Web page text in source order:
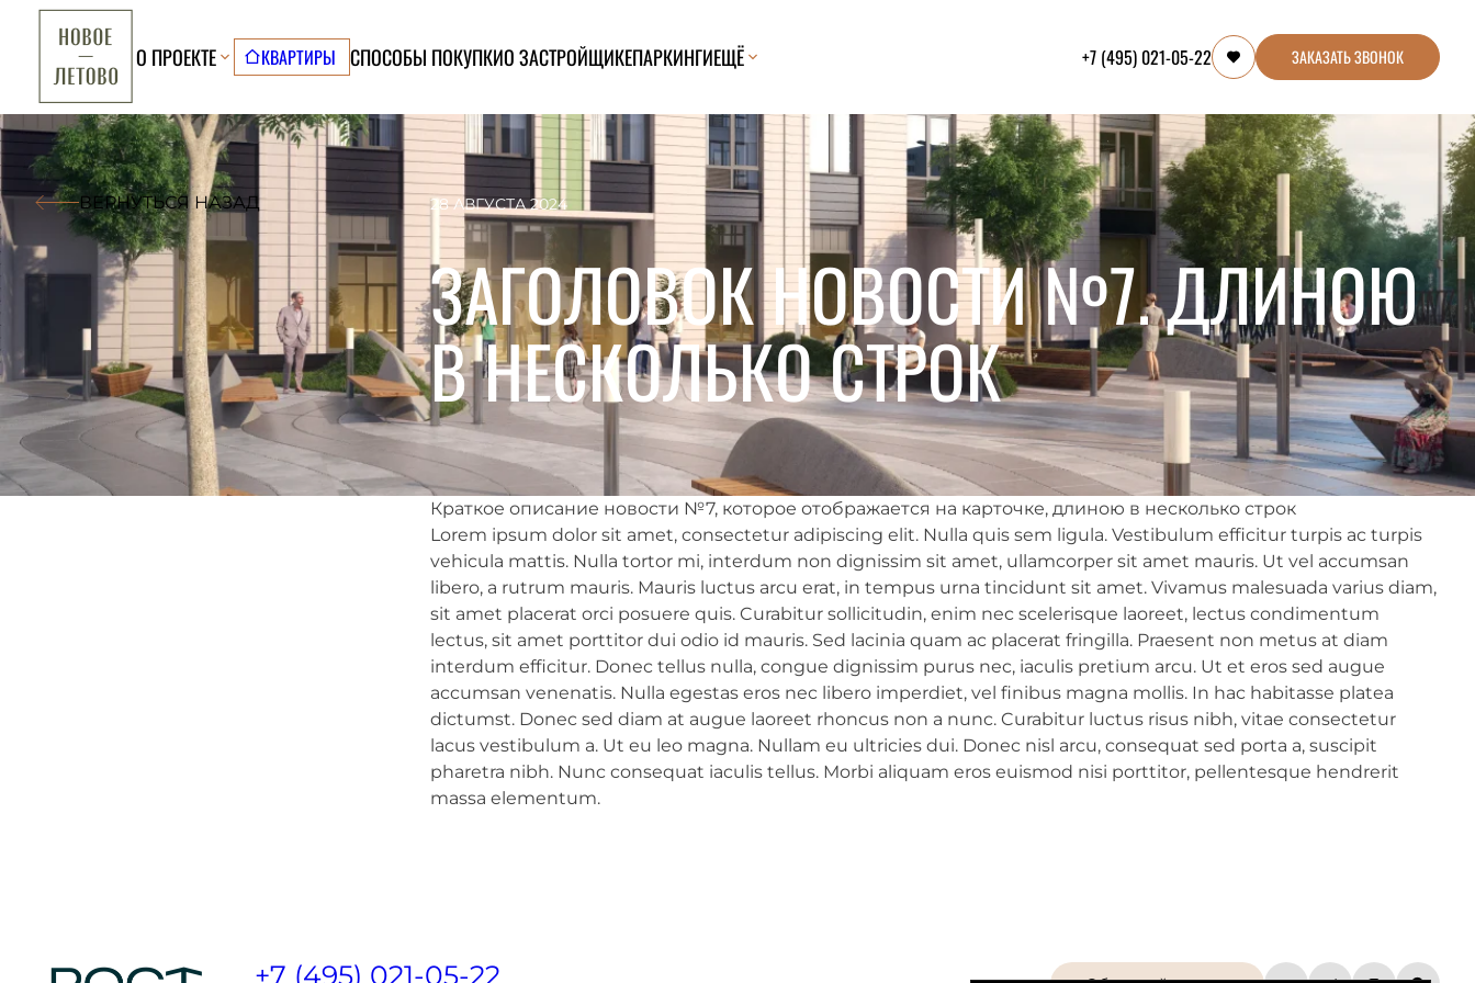
О ПРОЕКТЕ КВАРТИРЫ СПОСОБЫ ПОКУПКИО ЗАСТРОЙЩИКЕПАРКИНГИЕЩЁ +7 (495) 021-05-22 ЗАКАЗАТЬ ЗВОНОК
ВЕРНУТЬСЯ НАЗАД 28 АВГУСТА 2024
ЗАГОЛОВОК НОВОСТИ №7. ДЛИНОЮ
В НЕСКОЛЬКО СТРОК
Краткое описание новости №7, которое отображается на карточке, длиною в несколько строк
Lorem ipsum dolor sit amet, consectetur adipiscing elit. Nulla quis sem ligula. Vestibulum efficitur turpis ac turpis
vehicula mattis. Nulla tortor mi, interdum non dignissim sit amet, ullamcorper sit amet mauris. Ut vel accumsan
libero, a rutrum mauris. Mauris luctus arcu erat, in tempus urna tincidunt sit amet. Vivamus malesuada varius diam,
sit amet placerat orci posuere quis. Curabitur sollicitudin, enim nec scelerisque laoreet, lectus condimentum
lectus, sit amet porttitor dui odio id mauris. Sed lacinia quam ac placerat fringilla. Praesent non metus at diam
interdum efficitur. Donec tellus nulla, congue dignissim purus nec, iaculis pretium arcu. Ut et eros sed augue
accumsan venenatis. Nulla egestas eros nec libero imperdiet, vel finibus magna mollis. In hac habitasse platea
dictumst. Donec sed diam at augue laoreet rhoncus non a nunc. Curabitur luctus risus nibh, vitae consectetur
lacus vestibulum a. Ut eu leo magna. Nullam eu ultricies dui. Donec nisl arcu, consequat sed porta a, suscipit
pharetra nibh. Nunc consequat iaculis tellus. Morbi aliquam eros euismod nisi porttitor, pellentesque hendrerit
massa elementum.
+7 (495) 021-05-22